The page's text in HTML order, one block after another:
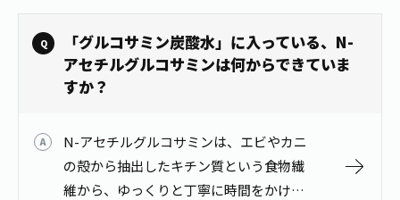
にお飲みいただける炭酸水に配合しまし
た。 商品情報はこちらから https…
「グルコサミン炭酸水」に入っている、N-
アセチルグルコサミンは何からできていま
すか？
N-アセチルグルコサミンは、エビやカニ
の殻から抽出したキチン質という食物繊
維から、ゆっくりと丁寧に時間をかけて